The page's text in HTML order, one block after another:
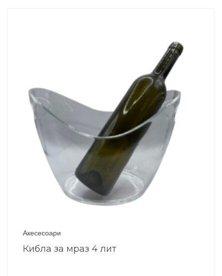
Акесесоари
Кибла за мраз 4 лит